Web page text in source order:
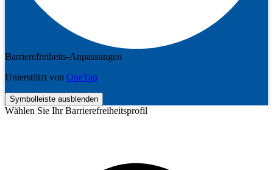
Barrierefreiheits-Anpassungen
Unterstützt von OneTap
Symbolleiste ausblenden
Wählen Sie Ihr Barrierefreiheitsprofil